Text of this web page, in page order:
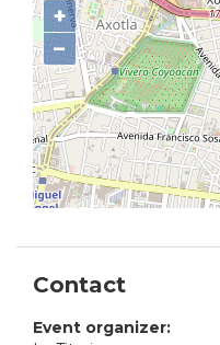
+
−
Contact
Event organizer: